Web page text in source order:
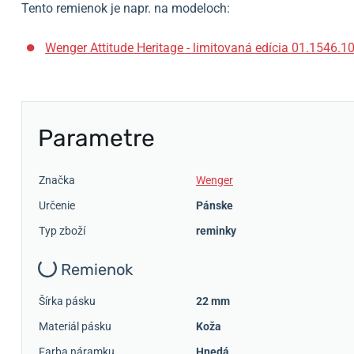
Tento remienok je napr. na modeloch:
Wenger Attitude Heritage - limitovaná edícia
Parametre
Značka
Wenger
Určenie
Pánske
Typ zboží
reminky
Remienok
Šírka pásku
22 mm
Materiál pásku
Koža
Farba náramku
Hnedá